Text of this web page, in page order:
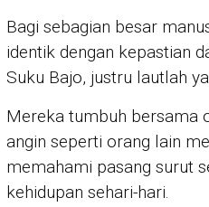
Bagi sebagian besar
identik dengan kepastian
Suku Bajo, justru lautlah
Mereka tumbuh bersama
angin seperti orang lain
memahami pasang surut
kehidupan sehari-hari.